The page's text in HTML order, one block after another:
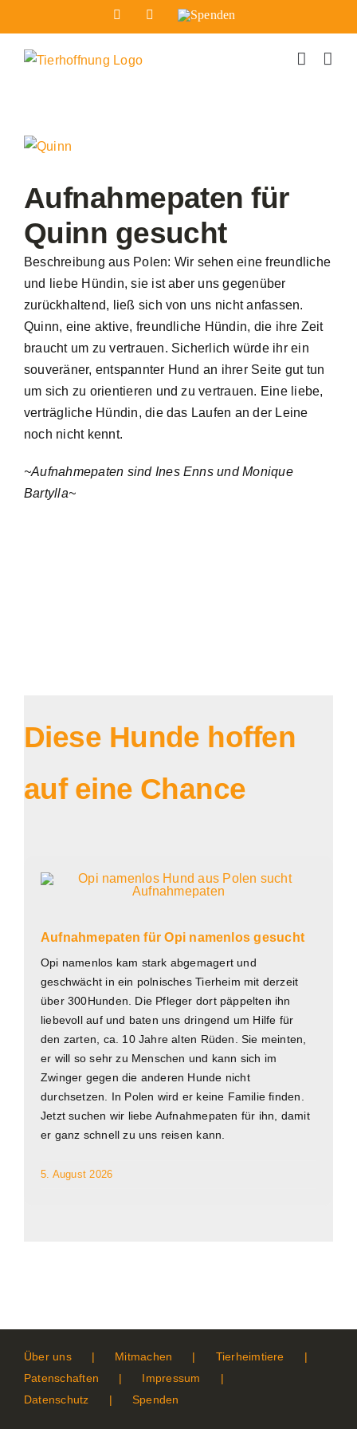
Inhalt
springen
FacebookInstagram
Spenden
Zeige
Bild
Aufnahmepaten für
Quinn gesucht
Beschreibung aus Polen: Wir sehen eine freundliche
und liebe Hündin, sie ist aber uns gegenüber
zurückhaltend, ließ sich von uns nicht anfassen.
Quinn, eine aktive, freundliche Hündin, die ihre Zeit
braucht um zu vertrauen. Sicherlich würde ihr ein
souveräner, entspannter Hund an ihrer Seite gut tun
um sich zu orientieren und zu vertrauen. Eine liebe,
verträgliche Hündin, die das Laufen an der Leine
noch nicht kennt.
~Aufnahmepaten sind Ines Enns und Monique
Bartylla~
Diese Hunde hoffen
auf eine Chance
Aufnahmepaten für Opi namenlos gesucht
Opi namenlos kam stark abgemagert und
geschwächt in ein polnisches Tierheim mit derzeit
über 300Hunden. Die Pfleger dort päppelten ihn
liebevoll auf und baten uns dringend um Hilfe für
den zarten, ca. 10 Jahre alten Rüden. Sie meinten,
er will so sehr zu Menschen und kann sich im
Zwinger gegen die anderen Hunde nicht
durchsetzen. In Polen wird er keine Familie finden.
Jetzt suchen wir liebe Aufnahmepaten für ihn, damit
er ganz schnell zu uns reisen kann.
5. August 2026
Über uns Mitmachen
Tierheimtiere
Patenschaften
Impressum
Datenschutz
Spenden